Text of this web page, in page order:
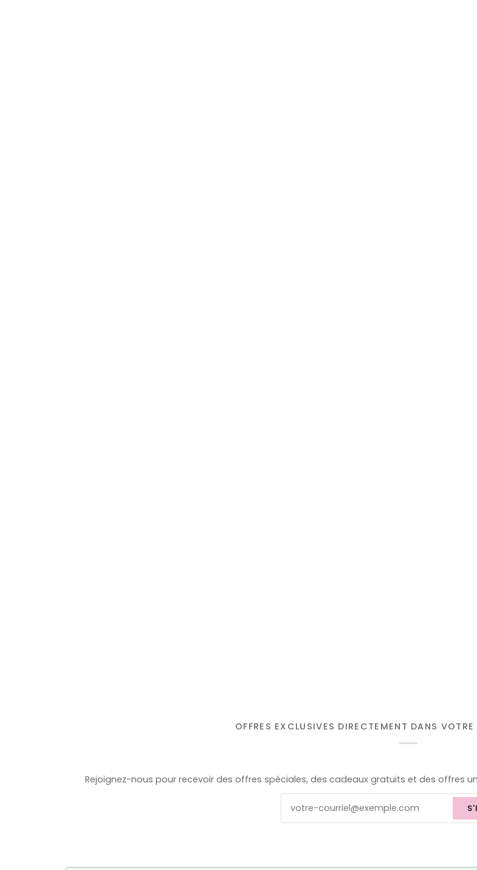
OFFRES EXCLUSIVES DIRECTEMENT DANS
Rejoignez-nous pour recevoir des offres spéciales, des cadeaux gratuits et des offres